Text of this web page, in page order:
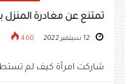
تمتنع عن مغادرة المنزل
460
شاركت امرأة كيف لم